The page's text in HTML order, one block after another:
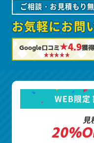
ご相談・お見積もり
お気軽にお問
Google口コミ★4.9獲得
WEB限定
見